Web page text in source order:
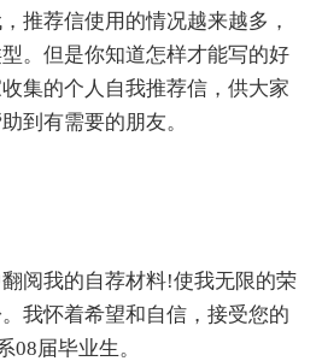
推荐信使用的情况越来越多，
。但是你知道怎样才能写的好
集的个人自我推荐信，供大家
到有需要的朋友。
阅我的自荐材料!使我无限的荣
我怀着希望和自信，接受您的
08届毕业生。